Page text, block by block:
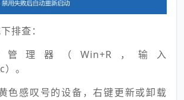
排查：
理器（Win+R，输入
。
色感叹号的设备，右键更新或卸载